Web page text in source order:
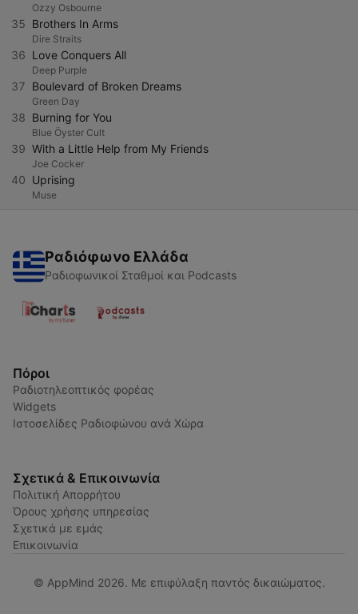
Ozzy Osbourne
35 Brothers In Arms
Dire Straits
36 Love Conquers All
Deep Purple
37 Boulevard of Broken Dreams
Green Day
38 Burning for You
Blue Öyster Cult
39 With a Little Help from My Friends
Joe Cocker
40 Uprising
Muse
Ραδιόφωνο Ελλάδα
Ραδιοφωνικοί Σταθμοί και Podcasts
Πόροι
Ραδιοτηλεοπτικός φορέας
Widgets
Ιστοσελίδες Ραδιοφώνου ανά Χώρα
Σχετικά & Επικοινωνία
Πολιτική Απορρήτου
Όρους χρήσης υπηρεσίας
Σχετικά με εμάς
Επικοινωνία
© AppMind 2026. Με επιφύλαξη παντός δικαιώματος.